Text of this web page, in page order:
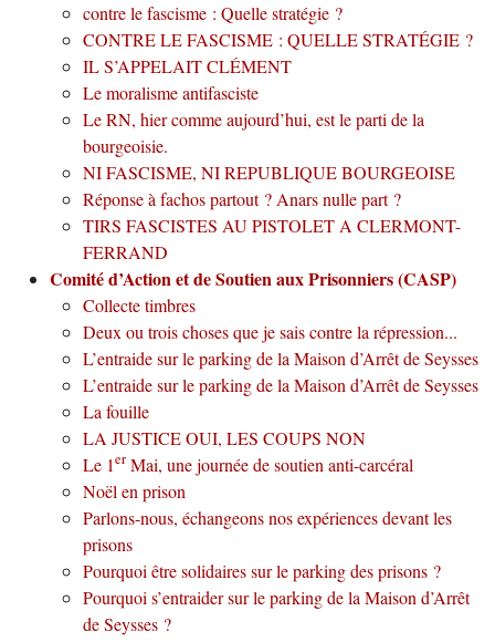
contre le fascisme : Quelle stratégie ?
CONTRE LE FASCISME : QUELLE STRATÉGIE ?
IL S’APPELAIT CLÉMENT
Le moralisme antifasciste
Le RN, hier comme aujourd’hui, est le parti de la
bourgeoisie.
NI FASCISME, NI REPUBLIQUE BOURGEOISE
Réponse à fachos partout ? Anars nulle part ?
TIRS FASCISTES AU PISTOLET A CLERMONT-
FERRAND
Comité d’Action et de Soutien aux Prisonniers (CASP)
Collecte timbres
Deux ou trois choses que je sais contre la répression...
L’entraide sur le parking de la Maison d’Arrêt de Seysses
L’entraide sur le parking de la Maison d’Arrêt de Seysses
La fouille
LA JUSTICE OUI, LES COUPS NON
Le 1er Mai, une journée de soutien anti-carcéral
Noël en prison
Parlons-nous, échangeons nos expériences devant les
prisons
Pourquoi être solidaires sur le parking des prisons ?
Pourquoi s’entraider sur le parking de la Maison d’Arrêt
de Seysses ?